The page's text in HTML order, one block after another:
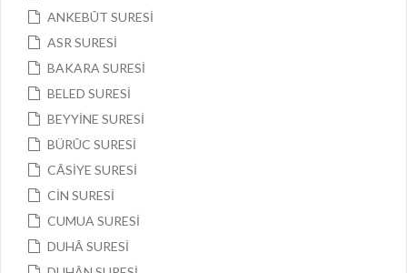
ANKEBÛT SURESİ
ASR SURESİ
BAKARA SURESİ
BELED SURESİ
BEYYİNE SURESİ
BÜRÛC SURESİ
CÂSİYE SURESİ
CİN SURESİ
CUMUA SURESİ
DUHÂ SURESİ